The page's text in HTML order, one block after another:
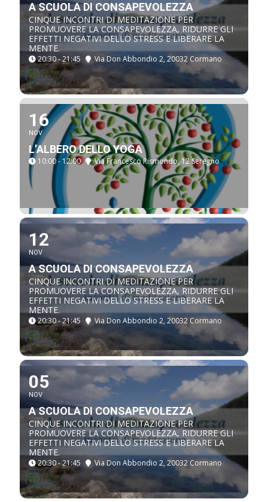
A SCUOLA DI CONSAPEVOLEZZA
CINQUE INCONTRI DI MEDITAZIONE PER
PROMUOVERE LA CONSAPEVOLEZZA, RIDURRE GLI
EFFETTI NEGATIVI DELLO STRESS E LIBERARE LA
MENTE.
20:30 - 21:45 Via Don Abbondio 2, 20032 Cormano
16
NOV
L’ALBERO DELLO YOGA
10:00 - 12:00 Via Francesco Rismondo, 12 Seregno
12
NOV
A SCUOLA DI CONSAPEVOLEZZA
CINQUE INCONTRI DI MEDITAZIONE PER
PROMUOVERE LA CONSAPEVOLEZZA, RIDURRE GLI
EFFETTI NEGATIVI DELLO STRESS E LIBERARE LA
MENTE.
20:30 - 21:45 Via Don Abbondio 2, 20032 Cormano
05
NOV
A SCUOLA DI CONSAPEVOLEZZA
CINQUE INCONTRI DI MEDITAZIONE PER
PROMUOVERE LA CONSAPEVOLEZZA, RIDURRE GLI
EFFETTI NEGATIVI DELLO STRESS E LIBERARE LA
MENTE.
20:30 - 21:45 Via Don Abbondio 2, 20032 Cormano